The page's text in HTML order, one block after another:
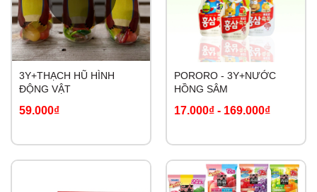
3Y+THẠCH HŨ HÌNH
ĐỘNG VẬT
59.000₫
PORORO - 3Y+NƯỚC
HỒNG SÂM
17.000₫ - 169.000₫